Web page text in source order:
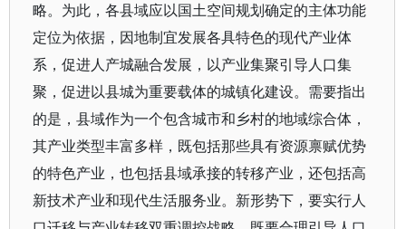
略。为此，各县域应以国土空间规划确定的主体功能
定位为依据，因地制宜发展各具特色的现代产业体
系，促进人产城融合发展，以产业集聚引导人口集
聚，促进以县城为重要载体的城镇化建设。需要指出
的是，县域作为一个包含城市和乡村的地域综合体，
其产业类型丰富多样，既包括那些具有资源禀赋优势
的特色产业，也包括县域承接的转移产业，还包括高
新技术产业和现代生活服务业。新形势下，要实行人